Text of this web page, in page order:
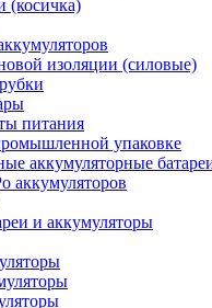
(косичка)
изоляции (силовые)
питания
упаковке
аккумуляторные
аккумуляторов
и аккумуляторы